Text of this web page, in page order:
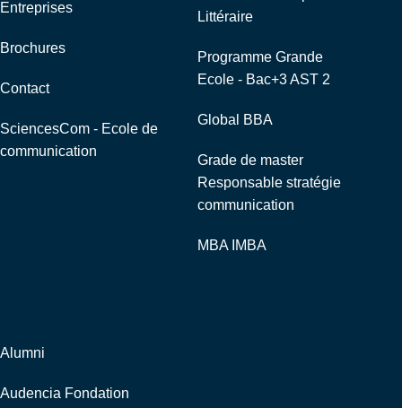
Entreprises
Brochures
Contact
SciencesCom - Ecole de
communication
Littéraire
Programme Grande
Ecole - Bac+3 AST 2
Global BBA
Grade de master
Responsable stratégie
communication
MBA IMBA
Alumni
Audencia Fondation